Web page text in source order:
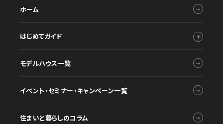
ホーム
はじめてガイド
モデルハウス一覧
イベント・セミナー・キャンペーン一覧
住まいと暮らしのコラム